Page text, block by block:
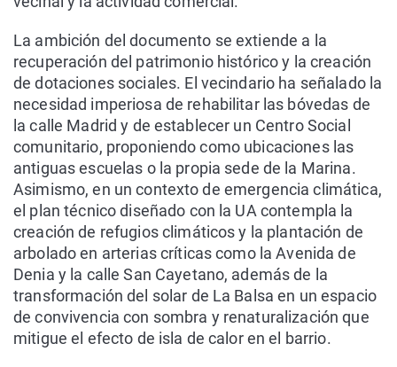
La ambición del documento se extiende a la
recuperación del patrimonio histórico y la creación
de dotaciones sociales. El vecindario ha señalado la
necesidad imperiosa de rehabilitar las bóvedas de
la calle Madrid y de establecer un Centro Social
comunitario, proponiendo como ubicaciones las
antiguas escuelas o la propia sede de la Marina.
Asimismo, en un contexto de emergencia climática,
el plan técnico diseñado con la UA contempla la
creación de refugios climáticos y la plantación de
arbolado en arterias críticas como la Avenida de
Denia y la calle San Cayetano, además de la
transformación del solar de La Balsa en un espacio
de convivencia con sombra y renaturalización que
mitigue el efecto de isla de calor en el barrio.